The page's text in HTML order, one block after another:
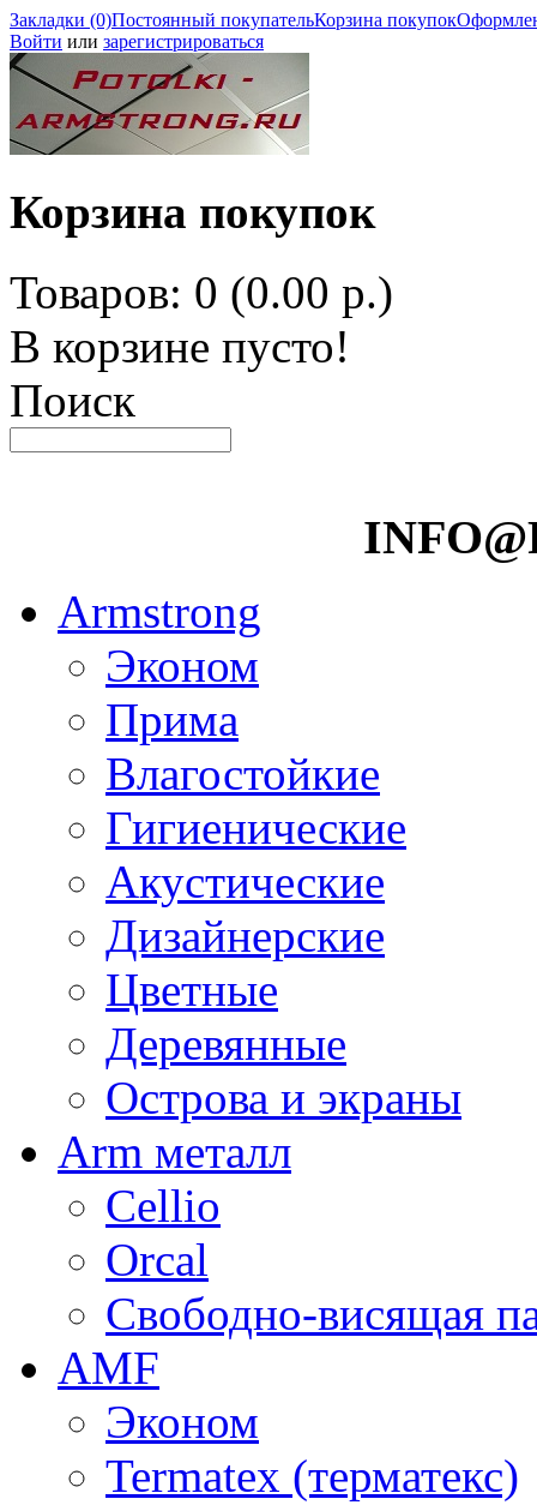
Закладки (0)Постоянный покупательКорзина покупок
Войти или зарегистрироваться
Корзина покупок
Товаров: 0 (0.00 р.)
В корзине пусто!
Поиск
Armstrong
Эконом
Прима
Влагостойкие
Гигиенические
Акустические
Дизайнерские
Цветные
Деревянные
Острова и экраны
Arm металл
Cellio
Orcal
Свободно-висящая
AMF
Эконом
Termatex (терматекс)